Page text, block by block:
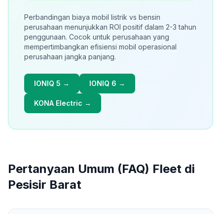
Perbandingan biaya mobil listrik vs bensin
perusahaan menunjukkan ROI positif dalam 2-3 tahun
penggunaan. Cocok untuk perusahaan yang
mempertimbangkan efisiensi mobil operasional
perusahaan jangka panjang.
IONIQ 5 → IONIQ 6 →
KONA Electric →
Pertanyaan Umum (FAQ) Fleet di
Pesisir Barat